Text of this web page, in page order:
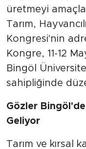
üretmeyi
Tarım,
Kongresi'nin
Kongre, 11-12
Bingöl
sahipliğinde
Gözler
Geliyor
Tarım ve kırsal